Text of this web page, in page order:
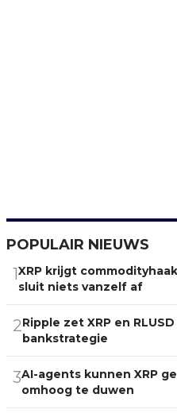
POPULAIR NIEUWS
1XRP krijgt
sluit niets vanzelf af
2Ripple zet XRP en
bankstrategie
3AI-agents kunnen XRP
omhoog te duwen